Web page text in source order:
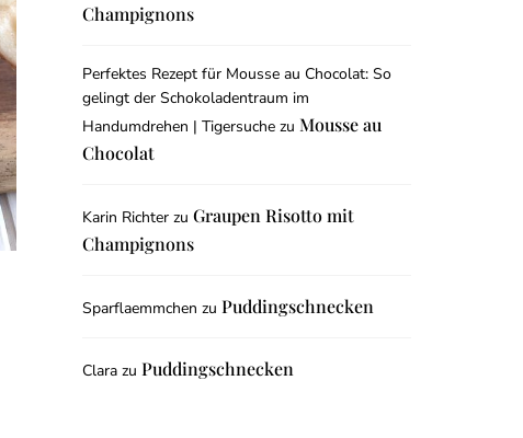
Champignons
Perfektes Rezept für Mousse au Chocolat: So
gelingt der Schokoladentraum im
Handumdrehen | Tigersuche zu Mousse au
Chocolat
Karin Richter zu Graupen Risotto mit
Champignons
Sparflaemmchen zu Puddingschnecken
Clara zu Puddingschnecken